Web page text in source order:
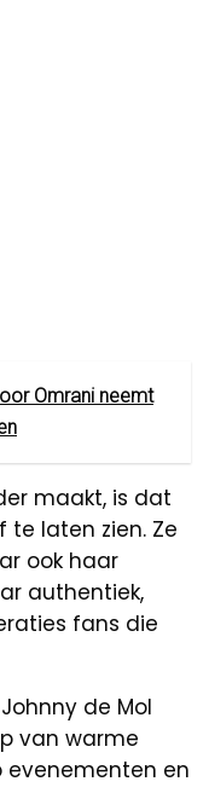
Omrani neemt
maakt, is dat
te laten zien. Ze
ook haar
authentiek,
fans die
de Mol
van warme
evenementen en